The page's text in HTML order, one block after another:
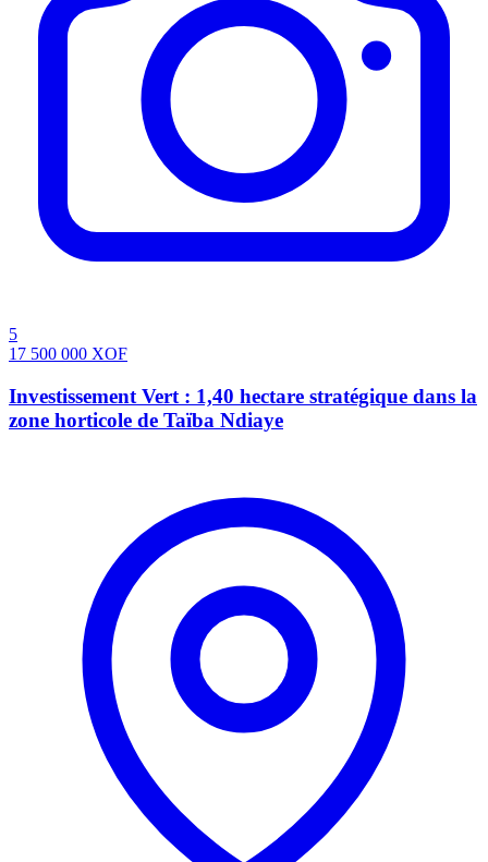
5
17 500 000 XOF
Investissement Vert : 1,40 hectare stratégique dans la
zone horticole de Taïba Ndiaye